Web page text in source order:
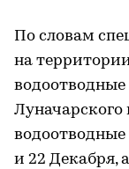
По словам
на
Луначарского
и 22 Декабря,